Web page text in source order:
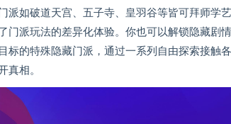
派如破道天宫、五子寺、皇羽谷等皆可拜师学
门派玩法的差异化体验。你也可以解锁隐藏剧
标的特殊隐藏门派，通过一系列自由探索接触
真相。